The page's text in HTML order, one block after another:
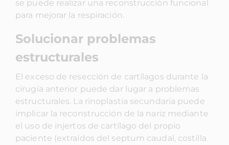
se puede realizar una reconstrucción funcional
para mejorar la respiración.
Solucionar problemas
estructurales
El exceso de resección de cartílagos durante la
cirugía anterior puede dar lugar a problemas
estructurales. La rinoplastia secundaria puede
implicar la reconstrucción de la nariz mediante
el uso de injertos de cartílago del propio
paciente (extraídos del septum caudal, costilla